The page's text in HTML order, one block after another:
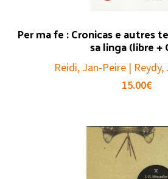
Per ma fe : Cronicas e autres
sa linga (libre +
Reidi, Jan-Peire |
15.00€